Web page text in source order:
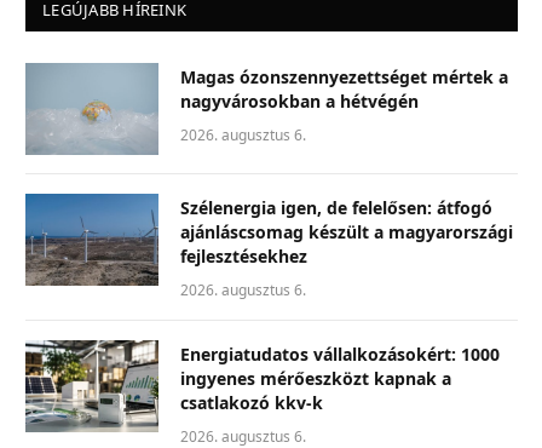
LEGÚJABB HÍREINK
Magas ózonszennyezettséget mértek a
nagyvárosokban a hétvégén
2026. augusztus 6.
Szélenergia igen, de felelősen: átfogó
ajánláscsomag készült a magyarországi
fejlesztésekhez
2026. augusztus 6.
Energiatudatos vállalkozásokért: 1000
ingyenes mérőeszközt kapnak a
csatlakozó kkv-k
2026. augusztus 6.